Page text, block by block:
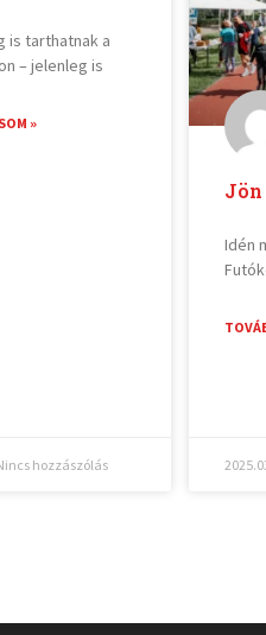
is tarthatnak a
– jelenleg is
»
hozzászólás
Jön
Idén